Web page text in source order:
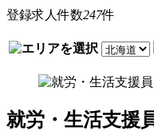
登録求人件数247件
就労・生活支援